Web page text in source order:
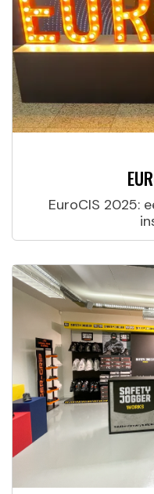
EuroCIS 2025: